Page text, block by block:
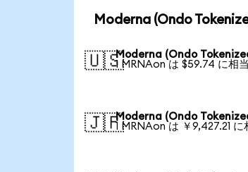
Moderna (Ondo
🇺🇸Moderna (Ondo
1 MRNAon は $59.74 に相当
🇯🇵Moderna (Ondo
1 MRNAon は ￥9,427.21 に